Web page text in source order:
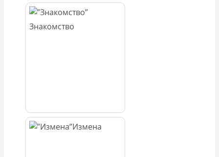
Знакомство
Измена